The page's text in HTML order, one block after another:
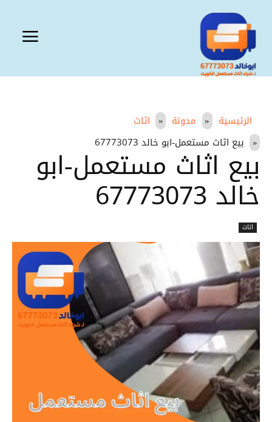
الرئيسية مدونة
اثاث
بيع اثاث مستعمل-ابو خالد 67773073
بيع اثاث مستعمل-ابو
خالد 67773073
اثاث